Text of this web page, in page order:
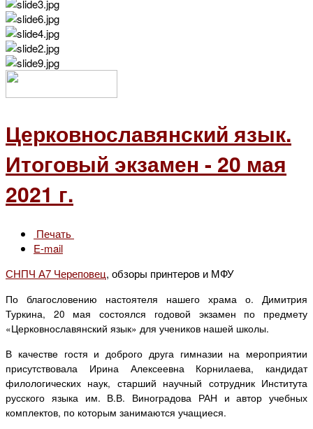
Церковнославянский язык.
Итоговый экзамен - 20 мая
2021 г.
Печать
E-mail
СНПЧ А7 Череповец, обзоры принтеров и МФУ
По благословению настоятеля нашего храма о. Димитрия
Туркина, 20 мая состоялся годовой экзамен по предмету
«Церковнославянский язык» для учеников нашей школы.
В качестве гостя и доброго друга гимназии на мероприятии
присутствовала Ирина Алексеевна Корнилаева, кандидат
филологических наук, старший научный сотрудник Института
русского языка им. В.В. Виноградова РАН и автор учебных
комплектов, по которым занимаются учащиеся.